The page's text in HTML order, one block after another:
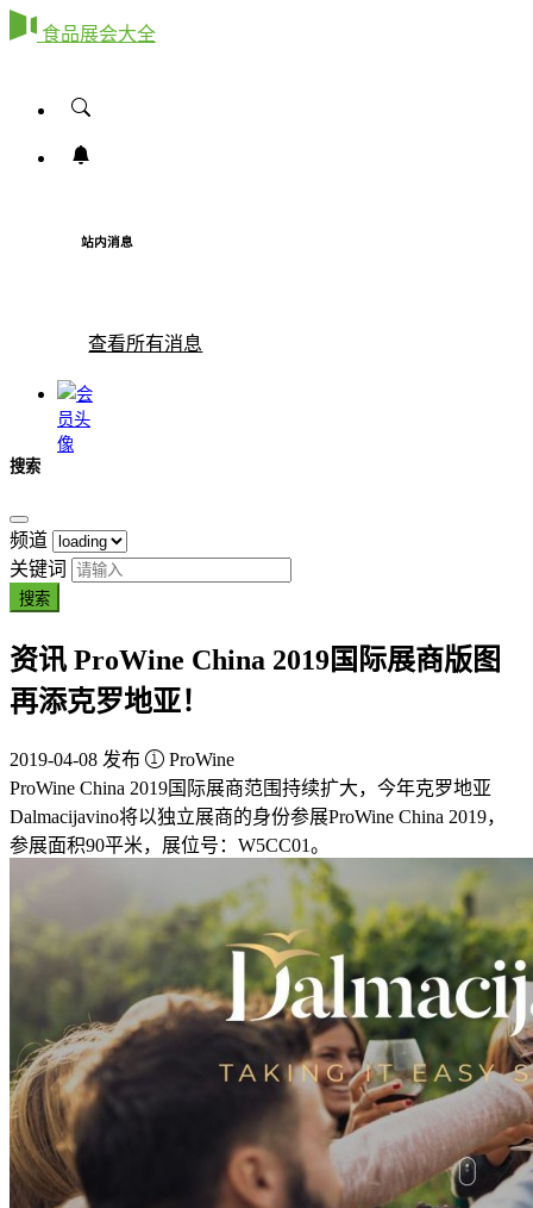
食品展会大全
站内消息
查看所有消息
搜索
频道
关键词
搜索
资讯ProWine China 2019国际展商版图
再添克罗地亚！
2019-04-08 发布
ProWine
ProWine China 2019国际展商范围持续扩大，今年克罗地亚
Dalmacijavino将以独立展商的身份参展ProWine China 2019，
参展面积90平米，展位号：W5CC01。